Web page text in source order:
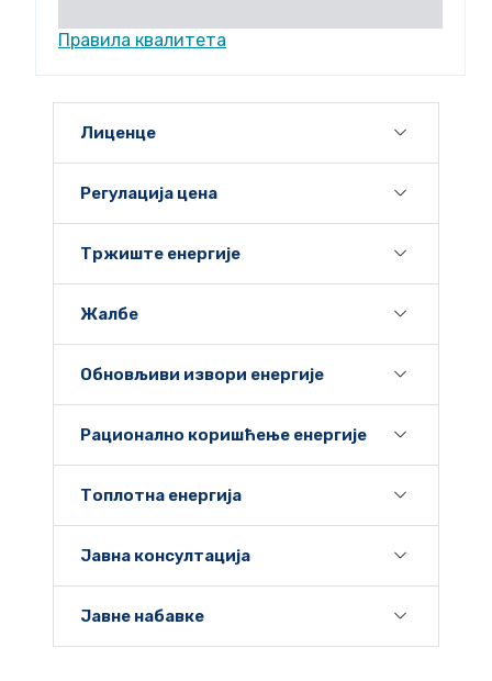
Правила квалитета
Лиценце
Регулација цена
Тржиште енергије
Жалбе
Обновљиви извори енергије
Рационално коришћење енергије
Топлотна енергија
Јавна консултација
Јавне набавке